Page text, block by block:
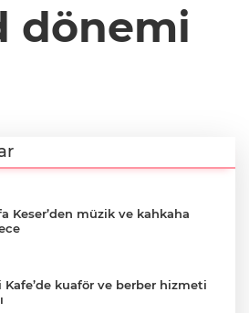
dönemi
Keser’den müzik ve kahkaha
Kafe’de kuaför ve berber hizmeti